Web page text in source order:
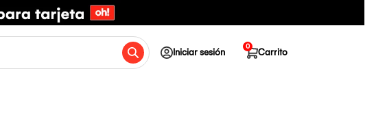
Iniciar sesión Carrito
0